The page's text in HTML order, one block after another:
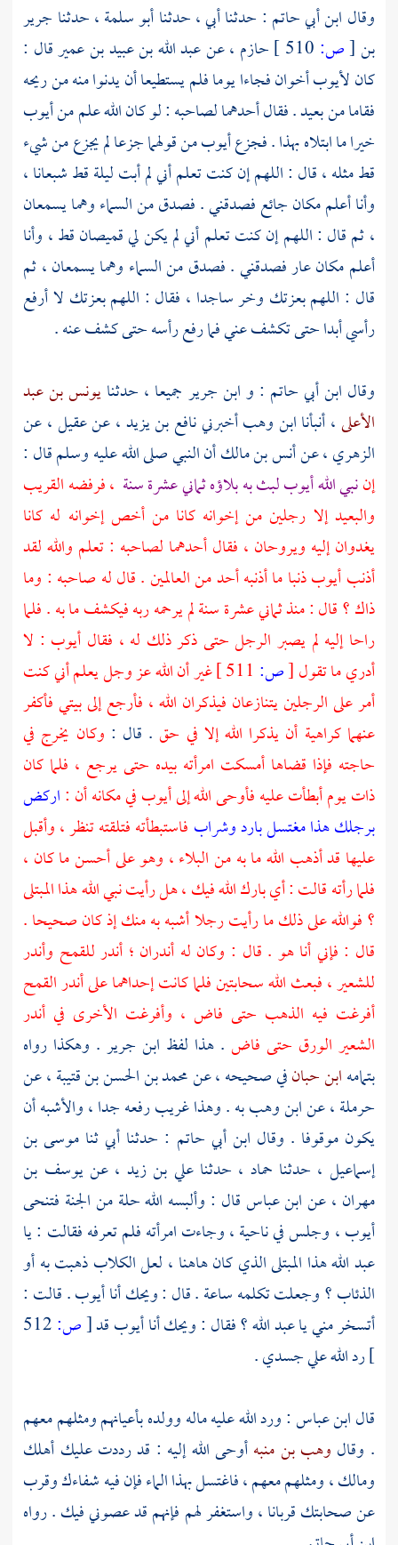
وقال ابن أبي حاتم : حدثنا أبي ، حدثناأبو سلمة، حدثنا جرير
بن[ص: حازم ، عنعبد الله بن عبيد بن عميرقال :
كانلأيوبأخوان فجاءا يوما فلم يستطيعا أن يدنوا منه من ريحه
فقاما من بعيد . فقال أحدهما لصاحبه : لو كان الله علم منأيوب
خيرا ما ابتلاه بهذا . فجزعأيوبمن قولهما جزعا لم يجزع من شيء
قط مثله ، قال : اللهم إن كنت تعلم أني لم أبت ليلة قط شبعانا ،
وأنا أعلم مكان جائع فصدقني . فصدق من السماء وهما يسمعان
، ثم قال : اللهم إن كنت تعلم أني لم يكن لي قميصان قط ، وأنا
أعلم مكان عار فصدقني . فصدق من السماء وهما يسمعان ، ثم
قال : اللهم بعزتك وخر ساجدا ، فقال : اللهم بعزتك لا أرفع
رأسي أبدا حتى تكشف عني فما رفع رأسه حتى كشف عنه .
وقال ابن أبي حاتم : وابن جرير جميعا ، حدثنايونس بن عبد
الأعلى، أنبأناابن وهبأخبرنينافع بن يزيد، عنعقيل، عن
الزهري، عنأنس بن مالكأن النبي صلى الله عليه وسلم قال :
إننبي الله أيوب لبث به بلاؤه ثماني عشرة سنة ، فرفضه القريب
والبعيد إلا رجلين من إخوانه كانا من أخص إخوانه له كانا
يغدوان إليه ويروحان ، فقال أحدهما لصاحبه : تعلم والله لقد
أذنب أيوب ذنبا ما أذنبه أحد من العالمين . قال له صاحبه : وما
ذاك ؟ قال : منذ ثماني عشرة سنة لم يرحمه ربه فيكشف ما به . فلما
راحا إليه لم يصبر الرجل حتى ذكر ذلك له ، فقال أيوب : لا
أدري ما تقول[ص:
غير أن الله عز وجل يعلم أني كنت
أمر على الرجلين يتنازعان فيذكران الله ، فأرجع إلى بيتي فأكفر
عنهما كراهية أن يذكرا الله إلا في حق . قال : وكان يخرج في
حاجته فإذا قضاها أمسكت امرأته بيده حتى يرجع ، فلما كان
ذات يوم أبطأت عليه فأوحى الله إلىأيوبفي مكانه أن :اركض
برجلك هذا مغتسل بارد وشراب فاستبطأته فتلقته تنظر ، وأقبل
عليها قد أذهب الله ما به من البلاء ، وهو على أحسن ما كان ،
فلما رأته قالت : أي بارك الله فيك ، هل رأيت نبي الله هذا المبتلى
؟ فوالله على ذلك ما رأيت رجلا أشبه به منك إذ كان صحيحا .
قال : فإني أنا هو . قال : وكان له أندران ؛ أندر للقمح وأندر
للشعير ، فبعث الله سحابتين فلما كانت إحداهما على أندر القمح
أفرغت فيه الذهب حتى فاض ، وأفرغت الأخرى في أندر
الشعير الورق حتى فاض . هذا لفظ ابن جرير . وهكذا رواه
بتمامهابن حبانفي صحيحه ، عنمحمد بن الحسن بن قتيبة، عن
حرملة، عنابن وهببه . وهذا غريب رفعه جدا ، والأشبه أن
يكون موقوفا . وقال ابن أبي حاتم : حدثنا أبي ثنا موسى بن
إسماعيل ، حدثنا حماد ، حدثناعلي بن زيد ، عنيوسف بن
مهران ، عنابن عباسقال : وألبسه الله حلة من الجنة فتنحى
أيوب، وجلس في ناحية ، وجاءت امرأته فلم تعرفه فقالت : يا
عبد الله هذا المبتلى الذي كان هاهنا ، لعل الكلاب ذهبت به أو
الذئاب ؟ وجعلت تكلمه ساعة . قال : ويحك أناأيوب. قالت :
أتسخر مني يا عبد الله ؟ فقال : ويحك أناأيوبقد[ص:512
]رد الله علي جسدي .
قالابن عباس: ورد الله عليه ماله وولده بأعيانهم ومثلهم معهم
. وقال وهب بن منبهأوحى الله إليه : قد رددت عليك أهلك
ومالك ، ومثلهم معهم ، فاغتسل بهذا الماء فإن فيه شفاءك وقرب
عن صحابتك قربانا ، واستغفر لهم فإنهم قد عصوني فيك . رواه